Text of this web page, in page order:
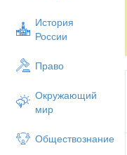
История
России
Право
Окружающий
мир
Обществознание